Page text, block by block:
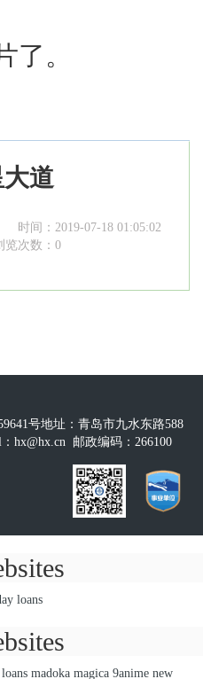
了。
道
时间：2019-07-18 01:05:02
览次数： 0
号地址：青岛市九水东路588
hx@hx.cn 邮政编码：266100
loans
madoka magica 9anime new